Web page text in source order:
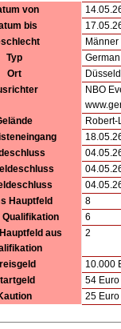
von
bis
Männer
Typ
Ort
NBO
Hauptfeld
8
Qualifikation
6
aus
2
10.000
54
25